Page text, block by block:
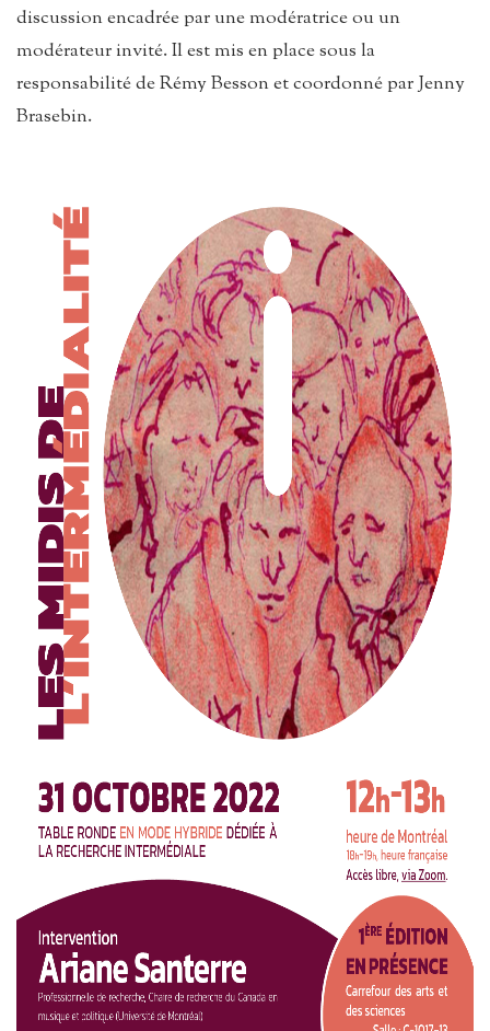
discussion encadrée par une modératrice ou un
modérateur invité. Il est mis en place sous la
responsabilité de Rémy Besson et coordonné par Jenny
Brasebin.